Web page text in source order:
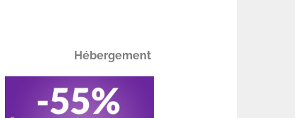
Hébergement